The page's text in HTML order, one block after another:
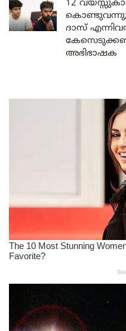
12
കൊണ്ടുവന്നു;
ദാസ്
അഭിഭാഷക